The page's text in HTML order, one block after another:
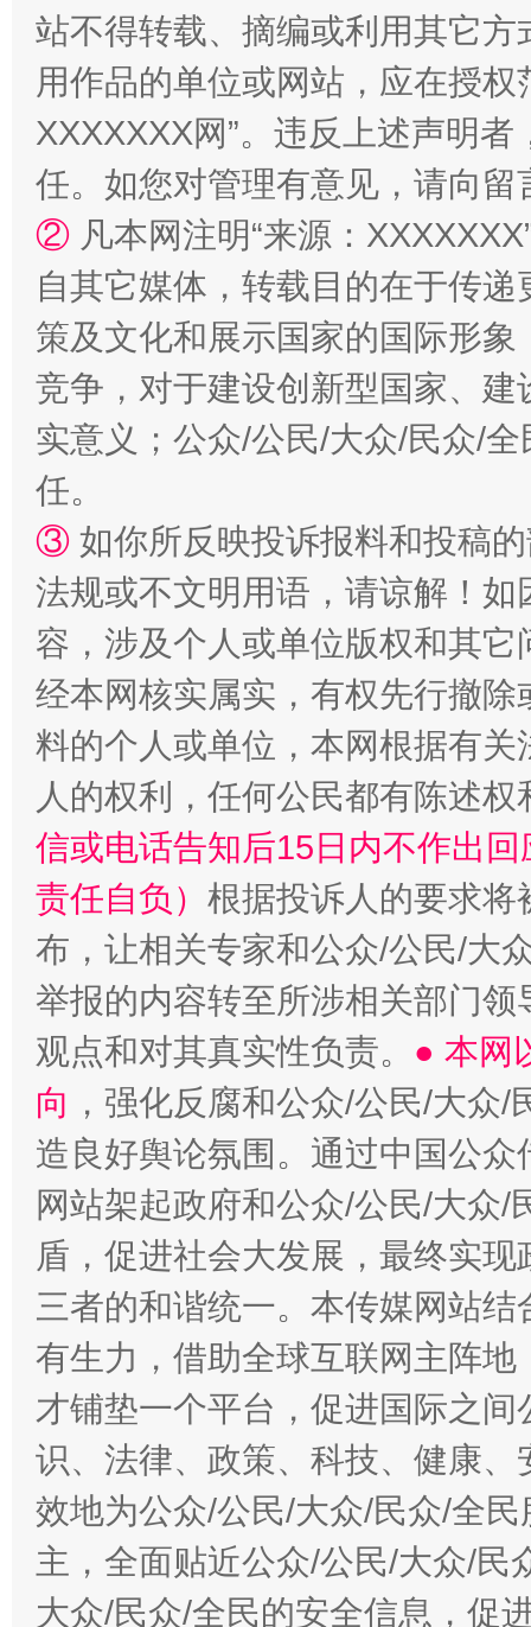
国家大学科技园优化重塑工作
扯下公款旅游的“隐身衣” 如何以
站不得转载、摘编或利用其它
用作品的单位或网站，应在授
XXXXXXX网”。违反上述声明
任。如您对管理有意见，请向
② 凡本网注明“来源：
自其它媒体，转载目的在于传
策及文化和展示国家的国际形
竞争，对于建设创新型国家、
实意义；公众/公民/大众/民众/
任。
③ 如你所反映投诉报料和投稿
法规或不文明用语，请谅解！
容，涉及个人或单位版权和其它
经本网核实属实，有权先行撤
料的个人或单位，本网根据有
人的权利，任何公民都有陈述
信或电话告知后15日内不作出
责任自负） 根据投诉人的要求将
布，让相关专家和公众/公民/大
举报的内容转至所涉相关部门
观点和对其真实性负责。 ● 本网
向 ，强化反腐和公众/公民/大众
造良好舆论氛围。通过中国公
网站架起政府和公众/公民/大众
盾，促进社会大发展，最终实
三者的和谐统一。本传媒网站
有生力，借助全球互联网主阵
才铺垫一个平台，促进国际之
识、法律、政策、科技、健康
效地为公众/公民/大众/民众/全
主，全面贴近公众/公民/大众/民
大众/民众/全民的安全信息，促